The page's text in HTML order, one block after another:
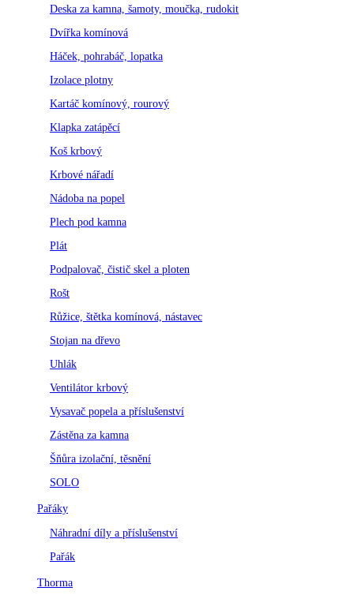
Deska za kamna, šamoty, moučka, rudokit
Dvířka komínová
Háček, pohrabáč, lopatka
Izolace plotny
Kartáč komínový, rourový
Klapka zatápěcí
Koš krbový
Krbové nářadí
Nádoba na popel
Plech pod kamna
Plát
Podpalovač, čistič skel a ploten
Rošt
Růžice, štětka komínová, nástavec
Stojan na dřevo
Uhlák
Ventilátor krbový
Vysavač popela a příslušenství
Zástěna za kamna
Šňůra izolační, těsnění
SOLO
Pařáky
Náhradní díly a příslušenství
Pařák
Thorma